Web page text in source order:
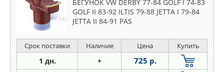
БЕГУНОК VW DERBY 77-84 GOLF I 74-83
GOLF II 83-92 ILTIS 79-88 JETTA I 79-84
JETTA II 84-91 PAS
Срок поставки Наличие Цена Купить
1 дн. + 725 р.